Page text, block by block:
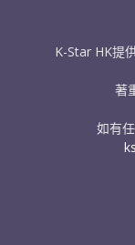
K-Star HK提
著
如有